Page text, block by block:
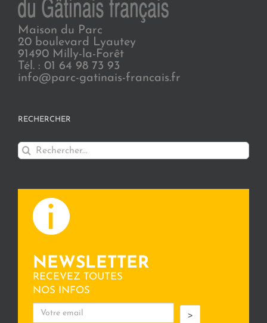
Maison du Parc
20 boulevard Lyautey
91490 Milly-la-Forêt
Tél. : 01 64 98 73 93
info@parc-gatinais-francais.fr
RECHERCHER
Rechercher:
NEWSLETTER
RECEVEZ TOUTES
NOS INFOS
>